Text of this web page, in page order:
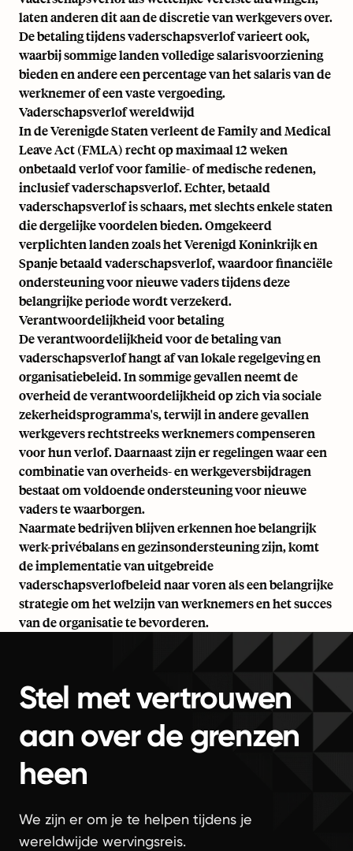
laten anderen dit aan de discretie van werkgevers over.
De betaling tijdens vaderschapsverlof varieert ook,
waarbij sommige landen volledige salarisvoorziening
bieden en andere een percentage van het salaris van de
werknemer of een vaste vergoeding.
Vaderschapsverlof wereldwijd
In de Verenigde Staten verleent de Family and Medical
Leave Act (FMLA) recht op maximaal 12 weken
onbetaald verlof voor familie- of medische redenen,
inclusief vaderschapsverlof. Echter, betaald
vaderschapsverlof is schaars, met slechts enkele staten
die dergelijke voordelen bieden. Omgekeerd
verplichten landen zoals het Verenigd Koninkrijk en
Spanje betaald vaderschapsverlof, waardoor financiële
ondersteuning voor nieuwe vaders tijdens deze
belangrijke periode wordt verzekerd.
Verantwoordelijkheid voor betaling
De verantwoordelijkheid voor de betaling van
vaderschapsverlof hangt af van lokale regelgeving en
organisatiebeleid. In sommige gevallen neemt de
overheid de verantwoordelijkheid op zich via sociale
zekerheidsprogramma's, terwijl in andere gevallen
werkgevers rechtstreeks werknemers compenseren
voor hun verlof. Daarnaast zijn er regelingen waar een
combinatie van overheids- en werkgeversbijdragen
bestaat om voldoende ondersteuning voor nieuwe
vaders te waarborgen.
Naarmate bedrijven blijven erkennen hoe belangrijk
werk-privébalans en gezinsondersteuning zijn, komt
de implementatie van uitgebreide
vaderschapsverlofbeleid naar voren als een belangrijke
strategie om het welzijn van werknemers en het succes
van de organisatie te bevorderen.
Stel met vertrouwen
aan over de grenzen
heen
We zijn er om je te helpen tijdens je
wereldwijde wervingsreis.